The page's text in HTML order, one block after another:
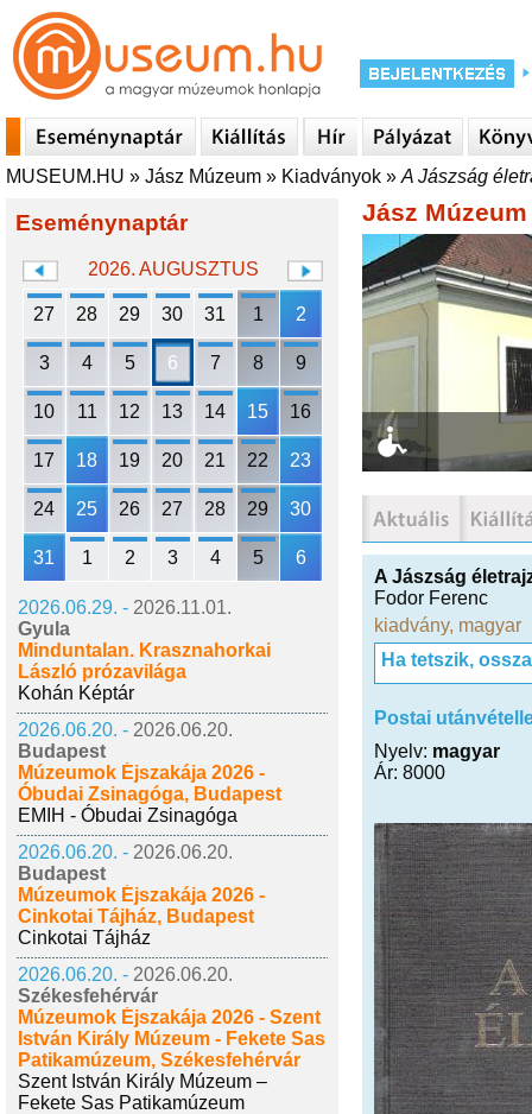
MUSEUM.HU » Jász Múzeum » Kiadványok » A Jászság
Eseménynaptár
2026. AUGUSZTUS
27 28 29 30 31 1 2
3 4 5 6 7 8 9
10 11 12 13 14 15 16
17 18 19 20 21 22 23
24 25 26 27 28 29 30
31 1 2 3 4 5 6
2026.06.29. - 2026.11.01.
Gyula
Minduntalan. Krasznahorkai
László prózavilága
Kohán Képtár
2026.06.20. - 2026.06.20.
Budapest
Múzeumok Éjszakája 2026 -
Óbudai Zsinagóga, Budapest
EMIH - Óbudai Zsinagóga
2026.06.20. - 2026.06.20.
Budapest
Múzeumok Éjszakája 2026 -
Cinkotai Tájház, Budapest
Cinkotai Tájház
2026.06.20. - 2026.06.20.
Székesfehérvár
Múzeumok Éjszakája 2026 - Szent
István Király Múzeum - Fekete Sas
Patikamúzeum, Székesfehérvár
Szent István Király Múzeum –
Fekete Sas Patikamúzeum
Jász Múzeum
A Jászság
Fodor Ferenc
kiadvány, magyar
Ha tetszik,
Postai
Nyelv: magyar
Ár: 8000